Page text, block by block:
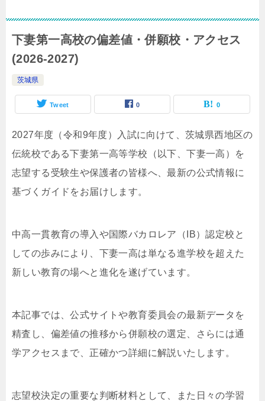
下妻第一高校の偏差値・併願校・アクセス
(2026-2027)
茨城県
Tweet 0 0
2027年度（令和9年度）入試に向けて、茨城県西地区の
伝統校である下妻第一高等学校（以下、下妻一高）を
志望する受験生や保護者の皆様へ、最新の公式情報に
基づくガイドをお届けします。
中高一貫教育の導入や国際バカロレア（IB）認定校と
しての歩みにより、下妻一高は単なる進学校を超えた
新しい教育の場へと進化を遂げています。
本記事では、公式サイトや教育委員会の最新データを
精査し、偏差値の推移から併願校の選定、さらには通
学アクセスまで、正確かつ詳細に解説いたします。
志望校決定の重要な判断材料として、また日々の学習